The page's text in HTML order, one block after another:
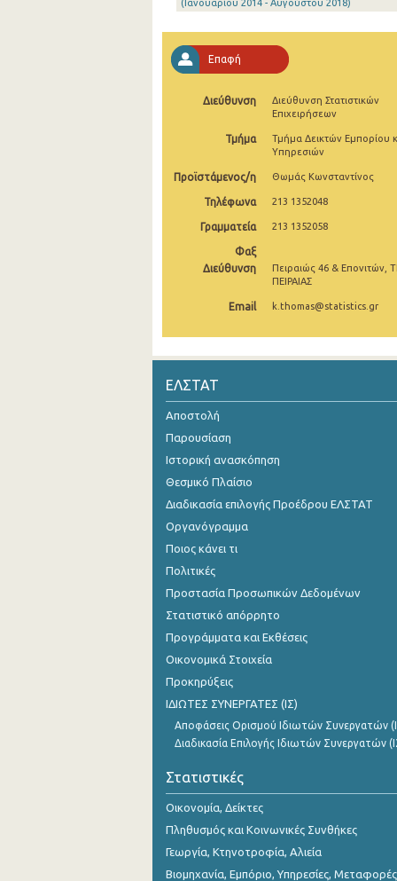
Φεβρουαρίου 2025
Δεκεμβρίου 2024
Νοεμβρίου 2024
Οκτωβρίου 2024
Αυγούστου 2024
Ιουλίου 2024
Ιουνίου 2024
Μαρτίου 2024
Φεβρουαρίου 2024
Ιανουαρίου 2024
Νοεμβρίου 2023
Σεπτεμβρίου 2023
Αυγούστου 2023
Ιουλίου 2023
Ιουνίου 2023
Μαΐου 2023
Απριλίου 2023
Μαρτίου 2023
Φεβρουαρίου 2023
Ιανουαρίου 2023
Δεκεμβρίου 2022
Νοεμβρίου 2022
(Ιανουαρίου 2014 - Αυγούστου 2018)
Επαφή
Διεύθυνση
Διεύθυνση Στατιστικών
Επιχειρήσεων
Τμήμα
Τμήμα Δεικτών Εμπορίου
Υπηρεσιών
Προϊστάμενος/η Θωμάς Κωνσταντίνος
Τηλέφωνα 213 1352048
Γραμματεία 213 1352058
Φαξ
Διεύθυνση
Πειραιώς 46 & Επονιτών,
ΠΕΙΡΑΙΑΣ
Email k.thomas@statistics.gr
ΕΛΣΤΑΤ
Αποστολή
Παρουσίαση
Ιστορική ανασκόπηση
Θεσμικό Πλαίσιο
Διαδικασία επιλογής Προέδρου ΕΛΣΤΑΤ
Οργανόγραμμα
Ποιος κάνει τι
Πολιτικές
Προστασία Προσωπικών Δεδομένων
Στατιστικό απόρρητο
Προγράμματα και Εκθέσεις
Οικονομικά Στοιχεία
Προκηρύξεις
ΙΔΙΩΤΕΣ ΣΥΝΕΡΓΑΤΕΣ (ΙΣ)
Αποφάσεις Ορισμού Ιδιωτών Συνεργατών
Διαδικασία Επιλογής Ιδιωτών Συνεργατών
Στατιστικές
Οικονομία, Δείκτες
Πληθυσμός και Κοινωνικές Συνθήκες
Γεωργία, Κτηνοτροφία, Αλιεία
Βιομηχανία, Εμπόριο, Υπηρεσίες, Μεταφορές